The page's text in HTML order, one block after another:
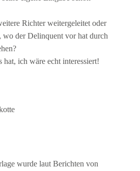
Richter weitergeleitet oder
wo der Delinquent vor hat durch
hat, ich wäre echt interessiert!
wurde laut Berichten von